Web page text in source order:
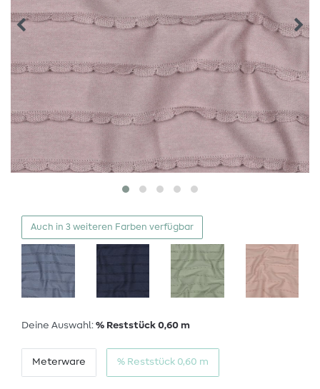
Auch in 3 weiteren Farben verfügbar
Deine Auswahl: % Reststück 0,60 m
Meterware % Reststück 0,60 m